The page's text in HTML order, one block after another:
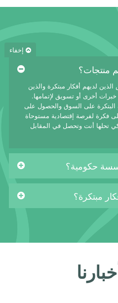
إخفاء
منتجات؟
لديهم أفكار مبتكرة والذين
أخرى أو تسويق لإتمامها.
على السوق والحصول على
فكرة لفرصة إقتصادية مستوحاة
تحلها أنت وتحصل في المقابل
حكومية؟
مبتكرة؟